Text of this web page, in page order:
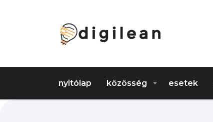
nyitólap közösség esetek